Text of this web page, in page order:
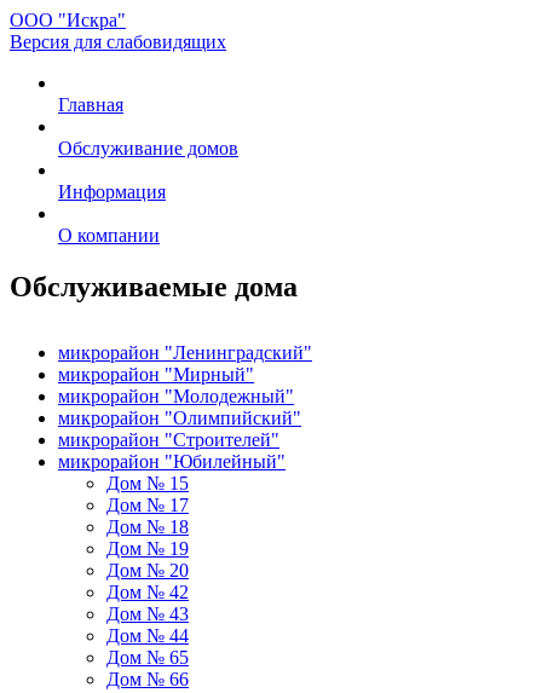
ООО "Искра"
Версия для слабовидящих
Главная
Обслуживание домов
Информация
О компании
Обслуживаемые дома
микрорайон "Ленинградский"
микрорайон "Мирный"
микрорайон "Молодежный"
микрорайон "Олимпийский"
микрорайон "Строителей"
микрорайон "Юбилейный"
Дом № 15
Дом № 17
Дом № 18
Дом № 19
Дом № 20
Дом № 42
Дом № 43
Дом № 44
Дом № 65
Дом № 66